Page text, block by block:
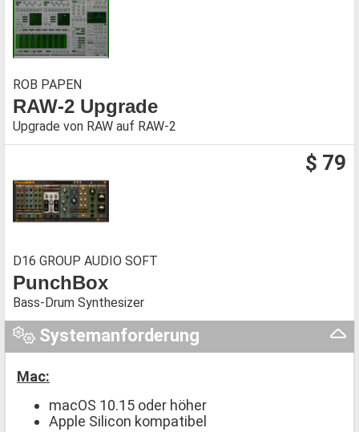
ROB PAPEN
RAW-2 Upgrade
Upgrade von RAW auf RAW-2
$ 79
D16 GROUP AUDIO SOFT
PunchBox
Bass-Drum Synthesizer
Systemanforderung
Mac:
macOS 10.15 oder höher
Apple Silicon kompatibel